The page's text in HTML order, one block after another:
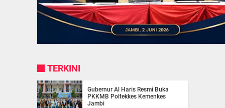
TERKINI
Gubernur Al Haris Resmi Buka
PKKMB Poltekkes Kemenkes
Jambi